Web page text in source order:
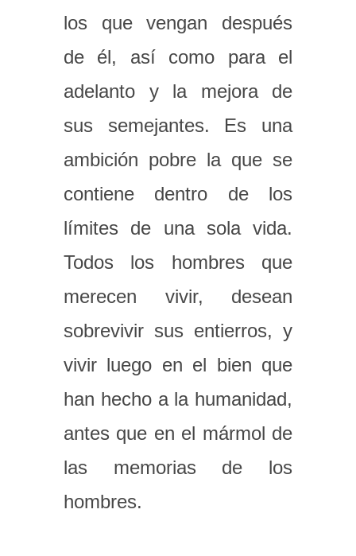
los que vengan después
de él, así como para el
adelanto y la mejora de
sus semejantes. Es una
ambición pobre la que se
contiene dentro de los
límites de una sola vida.
Todos los hombres que
merecen vivir, desean
sobrevivir sus entierros, y
vivir luego en el bien que
han hecho a la humanidad,
antes que en el mármol de
las memorias de los
hombres.